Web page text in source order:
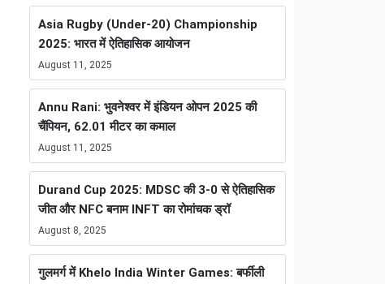
Asia Rugby (Under-20) Championship
2025: भारत में ऐतिहासिक आयोजन
August 11, 2025
Annu Rani: भुवनेश्वर में इंडियन ओपन 2025 की
चैंपियन, 62.01 मीटर का कमाल
August 11, 2025
Durand Cup 2025: MDSC की 3-0 से ऐतिहासिक
जीत और NFC बनाम INFT का रोमांचक ड्रॉ
August 8, 2025
गुलमर्ग में Khelo India Winter Games: बर्फीली